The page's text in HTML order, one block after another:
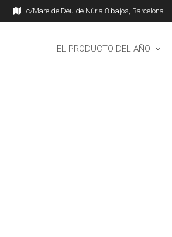
c/Mare de Déu de Núria 8 bajos, Barcelona
EL PRODUCTO DEL AÑO